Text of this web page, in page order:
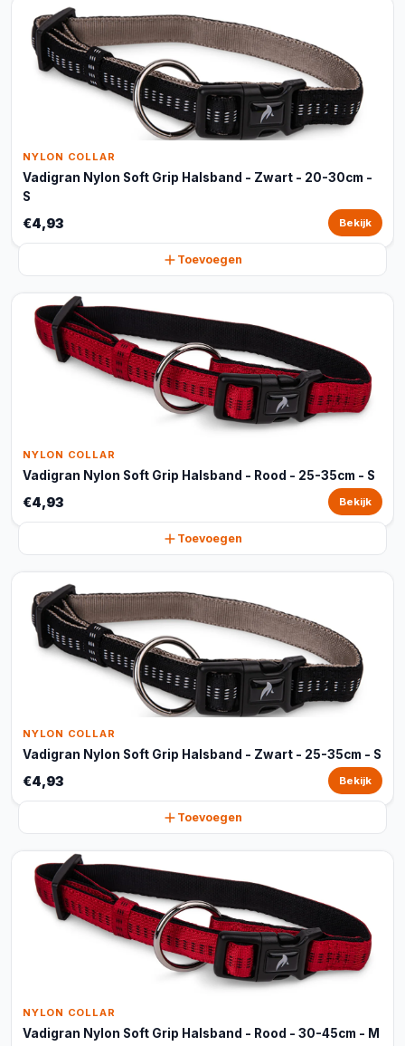
NYLON COLLAR
Vadigran Nylon Soft Grip Halsband - Zwart - 20-30cm -
S
€4,93 Bekijk
Toevoegen
NYLON COLLAR
Vadigran Nylon Soft Grip Halsband - Rood - 25-35cm - S
€4,93 Bekijk
Toevoegen
NYLON COLLAR
Vadigran Nylon Soft Grip Halsband - Zwart - 25-35cm - S
€4,93 Bekijk
Toevoegen
NYLON COLLAR
Vadigran Nylon Soft Grip Halsband - Rood - 30-45cm - M